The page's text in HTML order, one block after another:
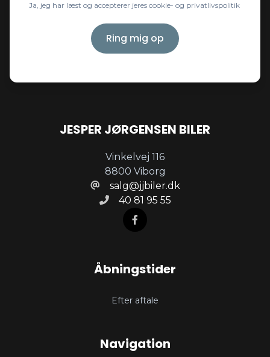
Ja, jeg har læst og accepterer jeres cookie- og privatlivspolitik
Ring mig op
JESPER JØRGENSEN BILER
Vinkelvej 116
8800 Viborg
salg@jjbiler.dk
40 81 95 55
Åbningstider
Efter aftale
Navigation